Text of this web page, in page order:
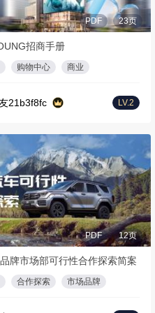
PDF 23页
招商手册
购物中心 商业
21b3f8fc LV.2
PDF 12页
牌市场部可行性合作探索简案
合作探索 市场品牌